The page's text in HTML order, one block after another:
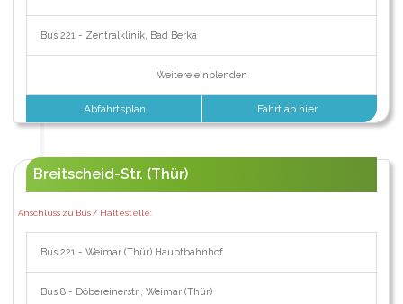
Bus 221 - Zentralklinik, Bad Berka
Weitere einblenden
Abfahrtsplan Fahrt ab hier
Breitscheid-Str. (Thür)
Anschluss zu Bus / Haltestelle:
Bus 221 - Weimar (Thür) Hauptbahnhof
Bus 8 - Döbereinerstr., Weimar (Thür)